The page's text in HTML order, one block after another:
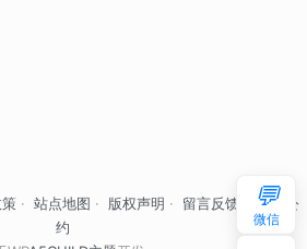
· 站点地图 · 版权声明 · 留言反馈
自律公
约
💬
微信